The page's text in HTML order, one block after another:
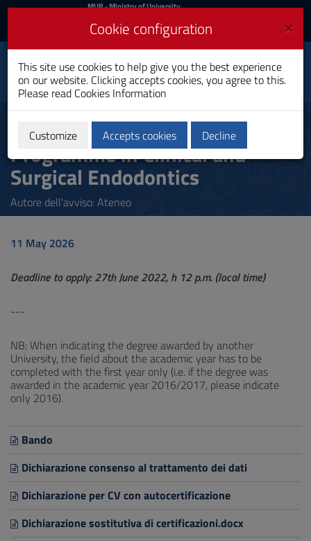
Skip
Content
to
site
navigation
Go
to
MIUR
Login
MUR- Ministry of University
Login UniCA News
Toggle
navigation
University of
Cagliari
2nd level Professional Master's
Programme in Clinical and
Surgical Endodontics
Autore dell'avviso: Ateneo
11 May 2026
Deadline to apply: 27th June 2022, h 12 p.m. (local time)
---
NB: When indicating the degree awarded by another
University, the field about the academic year has to be
completed with the first year only (i.e. if the degree was
awarded in the academic year 2016/2017, please indicate
only 2016).
Bando
Dichiarazione consenso al trattamento dei dati
Dichiarazione per CV con autocertificazione
Dichiarazione sostitutiva di certificazioni.docx
×
Cookie configuration
This site use cookies to help give you the best experience
on our website. Clicking accepts cookies, you agree to this.
Please read Cookies Information
Customize Accepts cookies Decline